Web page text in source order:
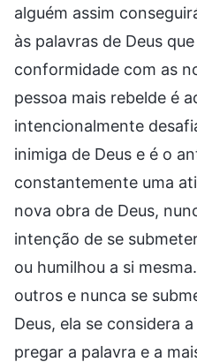
alguém assim
às palavras de Deus
conformidade com as
pessoa mais rebelde é
intencionalmente
inimiga de Deus e é o
constantemente uma
nova obra de Deus,
intenção de se
ou humilhou a si
outros e nunca se
Deus, ela se considera
pregar a palavra e a